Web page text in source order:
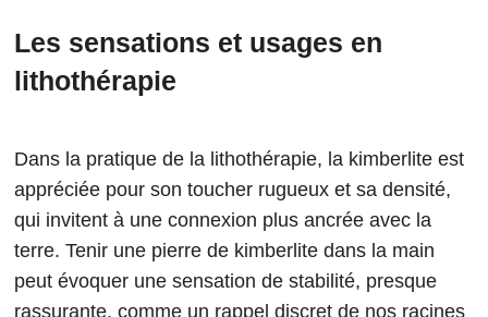
Les sensations et usages en
lithothérapie
Dans la pratique de la lithothérapie, la kimberlite est
appréciée pour son toucher rugueux et sa densité,
qui invitent à une connexion plus ancrée avec la
terre. Tenir une pierre de kimberlite dans la main
peut évoquer une sensation de stabilité, presque
rassurante, comme un rappel discret de nos racines